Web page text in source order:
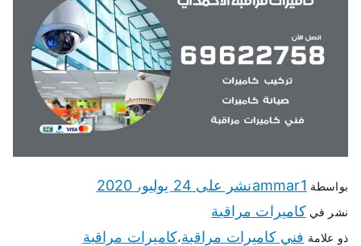
بواسطة ammar1نشر على 24 يوليو، 2020
نشر في كاميرات مراقبة
ذو علامة فني كاميرات مراقبة،كاميرات مراقبة